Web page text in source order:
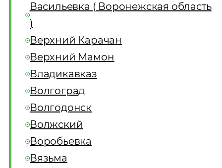
Васильевка ( Воронежская область
)
Верхний Карачан
Верхний Мамон
Владикавказ
Волгоград
Волгодонск
Волжский
Воробьевка
Вязьма